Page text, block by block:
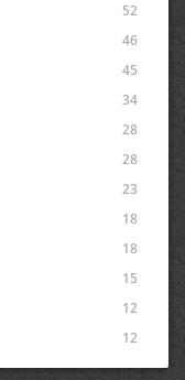
52
46
45
34
28
28
23
18
18
15
12
12